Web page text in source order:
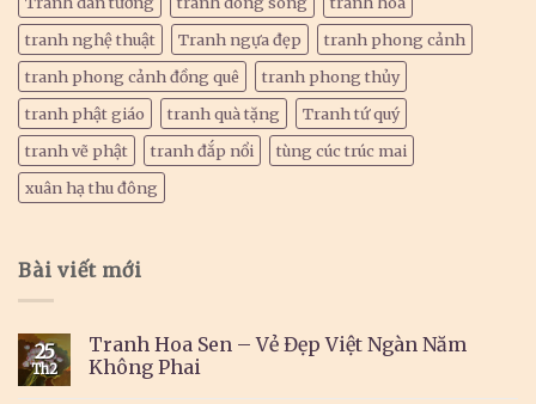
tranh nghệ thuật
Tranh ngựa đẹp
tranh phong cảnh
tranh phong cảnh đồng quê
tranh phong thủy
tranh phật giáo
tranh quà tặng
Tranh tứ quý
tranh vẽ phật
tranh đắp nổi
tùng cúc trúc mai
xuân hạ thu đông
Bài viết mới
25
Th2
Tranh Hoa Sen – Vẻ Đẹp Việt Ngàn Năm
Không Phai